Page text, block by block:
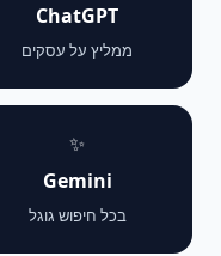
ChatGPT
ממליץ על עסקים
✨
Gemini
בכל חיפוש גוגל